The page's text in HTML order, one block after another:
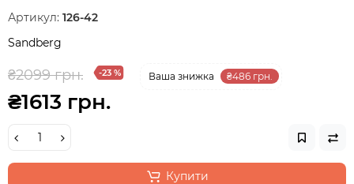
Артикул: 126-42
Sandberg
₴2099 грн. -23 % Ваша знижка ₴486 грн.
₴1613 грн.
Купити